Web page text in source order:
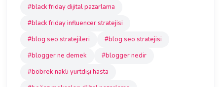
#black friday dijital pazarlama
#black friday influencer stratejisi
#blog seo stratejileri
#blog seo stratejisi
#blogger ne demek
#blogger nedir
#böbrek nakli yurtdışı hasta